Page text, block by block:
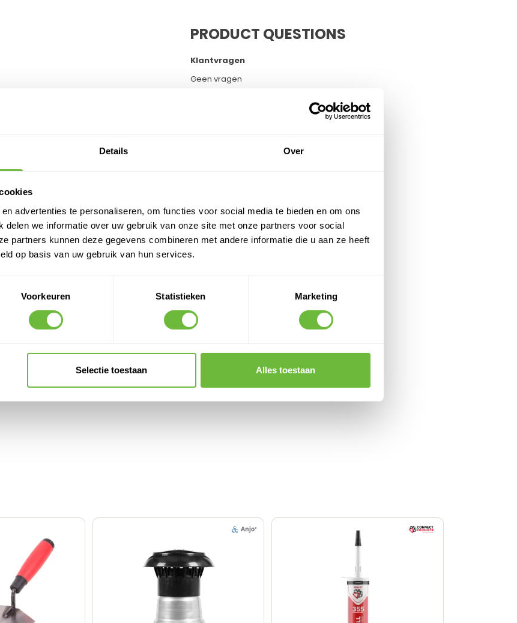
Details Over
advertenties te personaliseren, om functies voor social media te bieden en om ons
delen we informatie over uw gebruik van onze site met onze partners voor social
partners kunnen deze gegevens combineren met andere informatie die u aan ze heeft
op basis van uw gebruik van hun services.
Voorkeuren Statistieken Marketing
Selectie toestaan Alles toestaan
Geen vragen
met een gasbrander om
vanuit het midden
waterdichte
de beste resultaten te
zorgt voor de eerste
keuze voor
zoeken voor
manchet biedt het een